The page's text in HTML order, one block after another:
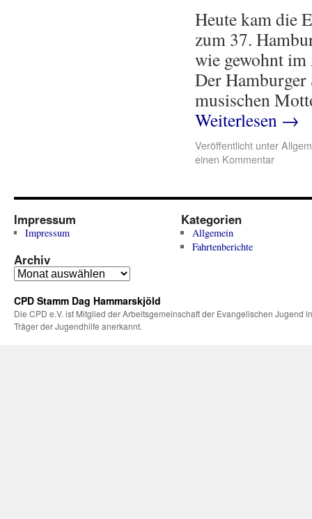
Heute kam die
zum 37.
wie gewohnt
Der
musischen
Weiterlesen →
Veröffentlicht unter
einen Kommentar
Impressum
Impressum
Archiv
Kategorien
Allgemein
Fahrtenberichte
CPD Stamm Dag Hammarskjöld
Die CPD e.V. ist Mitglied der Arbeitsgemeinschaft der Evangelischen Jugend
Träger der Jugendhilfe anerkannt.